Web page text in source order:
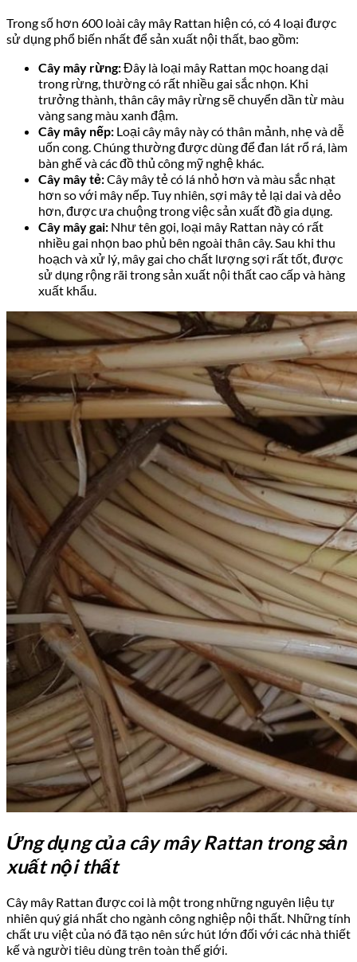
Trong số hơn 600 loài cây mây Rattan hiện có, có 4 loại được
sử dụng phổ biến nhất để sản xuất nội thất, bao gồm:
Cây mây rừng:Đây là loại mây Rattan mọc hoang dại
trong rừng, thường có rất nhiều gai sắc nhọn. Khi
trưởng thành, thân cây mây rừng sẽ chuyển dần từ màu
vàng sang màu xanh đậm.
Cây mây nếp: Loại cây mây này có thân mảnh, nhẹ và dễ
uốn cong. Chúng thường được dùng để đan lát rổ rá, làm
bàn ghế và các đồ thủ công mỹ nghệ khác.
Cây mây tẻ:Cây mây tẻ có lá nhỏ hơn và màu sắc nhạt
hơn so với mây nếp. Tuy nhiên, sợi mây tẻ lại dai và dẻo
hơn, được ưa chuộng trong việc sản xuất đồ gia dụng.
Cây mây gai: Như tên gọi, loại mây Rattan này có rất
nhiều gai nhọn bao phủ bên ngoài thân cây. Sau khi thu
hoạch và xử lý, mây gai cho chất lượng sợi rất tốt, được
sử dụng rộng rãi trong sản xuất nội thất cao cấp và hàng
xuất khẩu.
Ứng dụng của cây mây Rattan trong sản
xuất nội thất
Cây mây Rattan được coi là một trong những nguyên liệu tự
nhiên quý giá nhất cho ngành công nghiệp nội thất. Những tính
chất ưu việt của nó đã tạo nên sức hút lớn đối với các nhà thiết
kế và người tiêu dùng trên toàn thế giới.